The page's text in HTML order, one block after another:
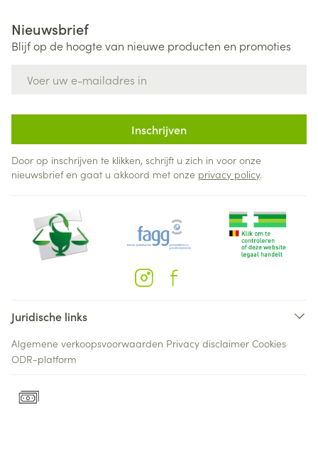
Nieuwsbrief
Blijf op de hoogte van nieuwe producten en promoties
Inschrijven
Door op inschrijven te klikken, schrijft u zich in voor onze
nieuwsbrief en gaat u akkoord met onze privacy policy.
Juridische links
Algemene verkoopsvoorwaarden Privacy disclaimer Cookies
ODR-platform